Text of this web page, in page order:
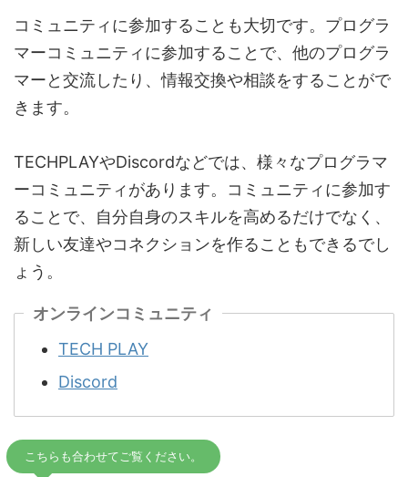
コミュニティに参加することも大切です。プログラ
マーコミュニティに参加することで、他のプログラ
マーと交流したり、情報交換や相談をすることがで
きます。
TECHPLAYやDiscordなどでは、様々なプログラマ
ーコミュニティがあります。コミュニティに参加す
ることで、自分自身のスキルを高めるだけでなく、
新しい友達やコネクションを作ることもできるでし
ょう。
オンラインコミュニティ
TECH PLAY
Discord
こちらも合わせてご覧ください。